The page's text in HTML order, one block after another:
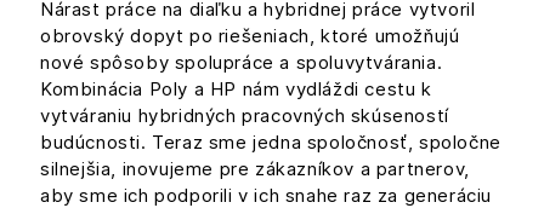
Nárast práce na diaľku a hybridnej práce vytvoril
obrovský dopyt po riešeniach, ktoré umožňujú
nové spôsoby spolupráce a spoluvytvárania.
Kombinácia Poly a HP nám vydláždi cestu k
vytváraniu hybridných pracovných skúseností
budúcnosti. Teraz sme jedna spoločnosť, spoločne
silnejšia, inovujeme pre zákazníkov a partnerov,
aby sme ich podporili v ich snahe raz za generáciu